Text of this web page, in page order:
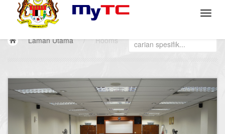
Laman Utama / Rooms